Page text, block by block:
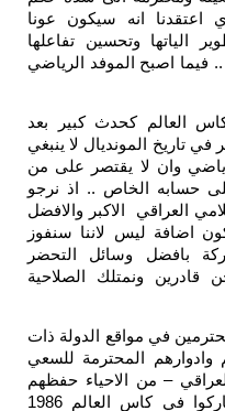
اعتقدنا انه سيكون عونا
الياتها وتحسين تفاعلها
فيما اصبح الموفد الرياضي
العالم كحدث كبير بعد
تاريخ المونديال لا ينبغي
وان لا يقتصر على من
حسابه الخاص .. اذ نرجو
العراقي الاكبر والافضل
اضافة ليس لاننا سنفوز
بافضل وسائل التحضر
قادرين ونمتلك الصلاحية
في مواقع الدولة ذات
وادوارهم المحترمة للسعي
– من الاحياء حفظهم
الله ورحم من غادرنا – ممن شاركوا في كاس العالم 1986